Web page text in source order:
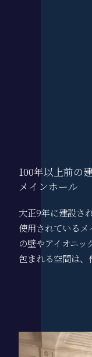
100年以上前の
メインホール
大正9年に建設さ
使用されている
の壁やアイオニ
包まれる空間は、